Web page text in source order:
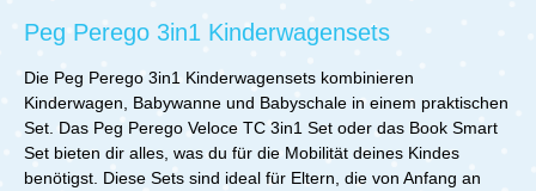
Peg Perego 3in1 Kinderwagensets
Die Peg Perego 3in1 Kinderwagensets kombinieren
Kinderwagen, Babywanne und Babyschale in einem praktischen
Set. Das Peg Perego Veloce TC 3in1 Set oder das Book Smart
Set bieten dir alles, was du für die Mobilität deines Kindes
benötigst. Diese Sets sind ideal für Eltern, die von Anfang an